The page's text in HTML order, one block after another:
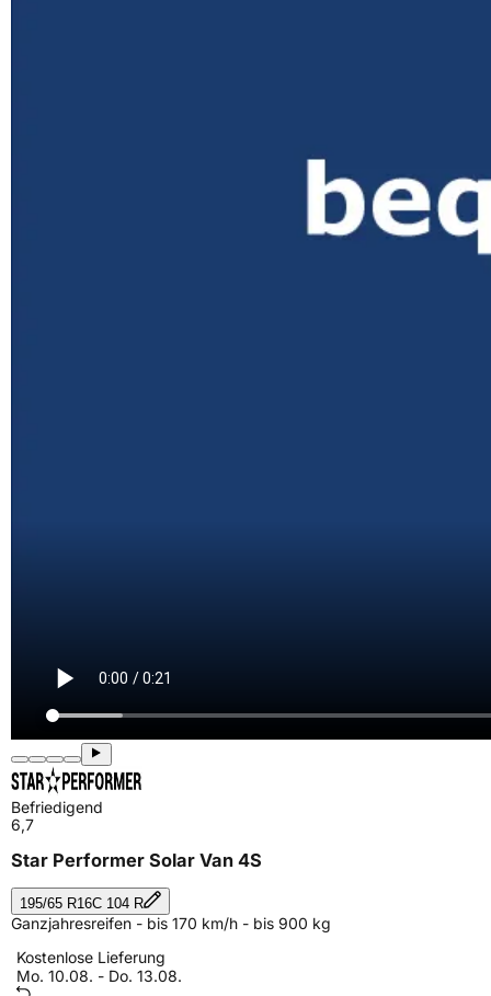
Befriedigend
6,7
Star Performer Solar Van 4S
195/65 R16C 104 R
Ganzjahresreifen - bis 170 km/h - bis 900 kg
Kostenlose Lieferung
Mo. 10.08. - Do. 13.08.